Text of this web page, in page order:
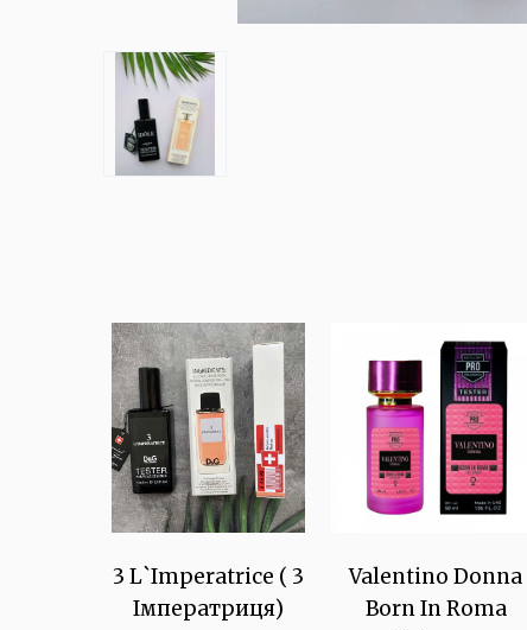
3 L`Imperatrice ( 3
Імператриця)
Valentino Donna
Born In Roma